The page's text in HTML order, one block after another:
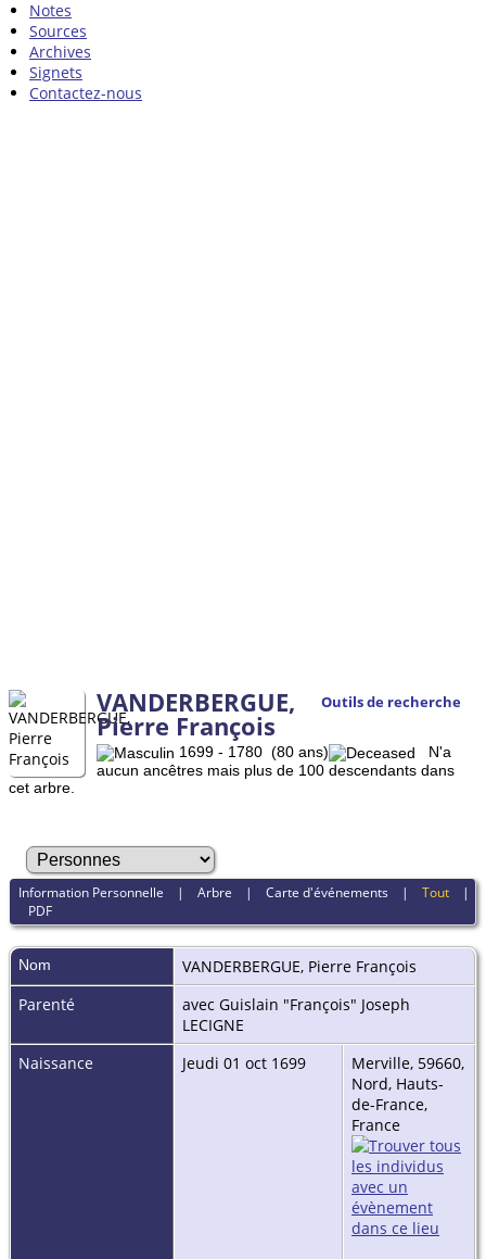
Notes
Sources
Archives
Signets
Contactez-nous
Outils de recherche
VANDERBERGUE,
Pierre François
1699 - 1780 (80 ans)
N'a
aucun ancêtres mais plus de 100 descendants dans
cet arbre.
Information Personnelle |Arbre |Carte d'événements |Tout |
PDF
Nom VANDERBERGUE, Pierre François
Parenté
avec Guislain "François" Joseph
LECIGNE
Naissance
Jeudi 01 oct 1699
Merville, 59660,
Nord, Hauts-
de-France,
France